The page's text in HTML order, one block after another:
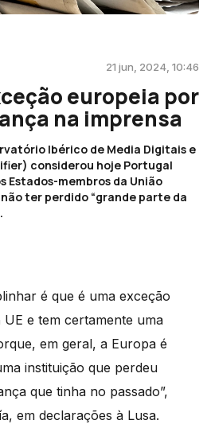
21 jun, 2024, 10:46
europeia por
na imprensa
Ibérico de Media Digitais e
considerou hoje Portugal
Estados-membros da União
ter perdido “grande parte da
é que é uma exceção
e tem certamente uma
em geral, a Europa é
instituição que perdeu
que tinha no passado”,
em declarações à Lusa.